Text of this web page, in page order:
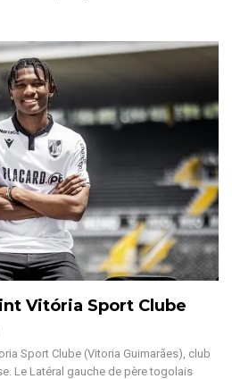
Vitória Sport Clube
Sport Clube (Vitoria Guimarães), club
Le Latéral gauche de père togolais